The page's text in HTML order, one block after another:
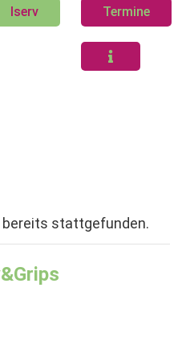
Iserv Termine
stattgefunden.